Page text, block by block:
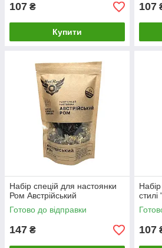
107 ₴
Купити
107
Набір спецій для настоянки
Ром Австрійський
Готово до відправки
147 ₴ 107